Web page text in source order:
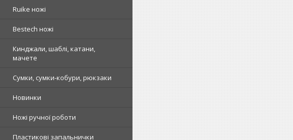
Ruike ножі
Bestech ножі
Кинджали, шаблі, катани,
мачете
Сумки, сумки-кобури, рюкзаки
Новинки
Ножі ручної роботи
Пластикові запальнички